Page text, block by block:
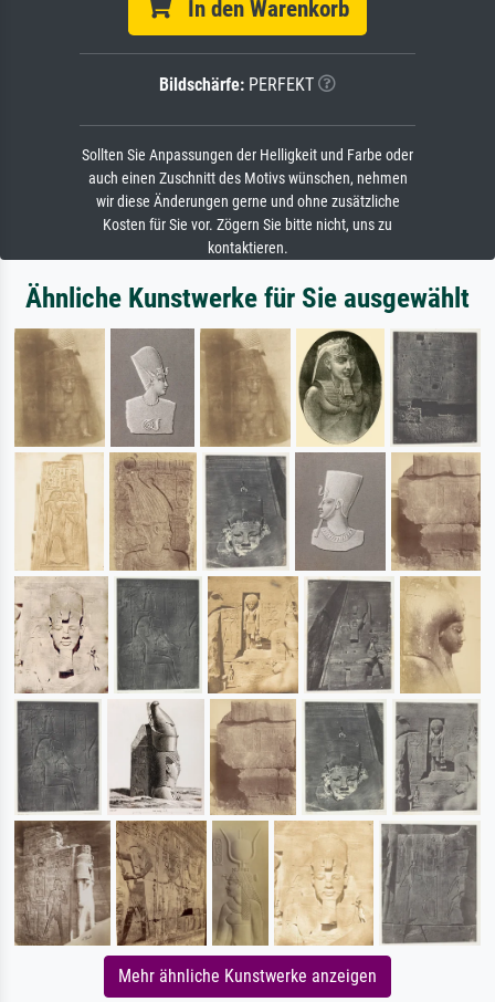
In den Warenkorb
Bildschärfe: PERFEKT
Sollten Sie Anpassungen der Helligkeit und Farbe oder
auch einen Zuschnitt des Motivs wünschen, nehmen
wir diese Änderungen gerne und ohne zusätzliche
Kosten für Sie vor. Zögern Sie bitte nicht, uns zu
kontaktieren.
Ähnliche Kunstwerke für Sie ausgewählt
Mehr ähnliche Kunstwerke anzeigen